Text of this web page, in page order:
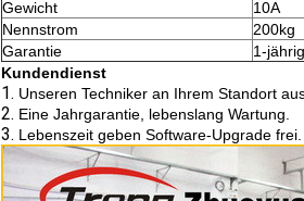
Gewicht
10A
Nennstrom
200kg
Garantie
1-
Kundendienst
1. Unseren Techniker an Ihrem Standort
2. Eine Jahrgarantie, lebenslang Wartung.
3. Lebenszeit geben Software-Upgrade frei.